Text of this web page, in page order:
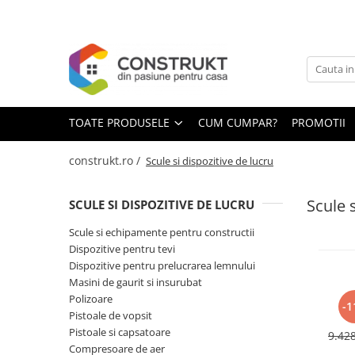
Toate Produsele
Centrale termice
Termoseminee, seminee si sobe
Cazane pe combustibil solid
Termostate de ambient
Aeroterme si destratificatoare de
Radiatoare si convectoare
Incalzire in pardoseala
Panouri radiante si incalzitoare cu
TOATE PRODUSELE CUM CUMPAR? PROMOTII
construkt.ro / Scule si dispozitive de lucru
Scule
SCULE SI DISPOZITIVE DE LUCRU
Scule si echipamente pentru constructii
Dispozitive pentru tevi
Dispozitive pentru prelucrarea lemnului
Masini de gaurit si insurubat
Polizoare
Pistoale de vopsit
Pistoale si capsatoare
Compresoare de aer
-